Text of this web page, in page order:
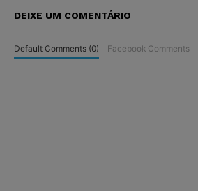
DEIXE UM COMENTÁRIO
Default Comments (0) Facebook Comments